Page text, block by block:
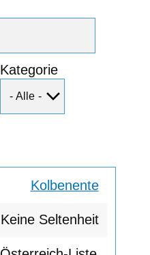
Kategorie
Kolbenente
Keine Seltenheit